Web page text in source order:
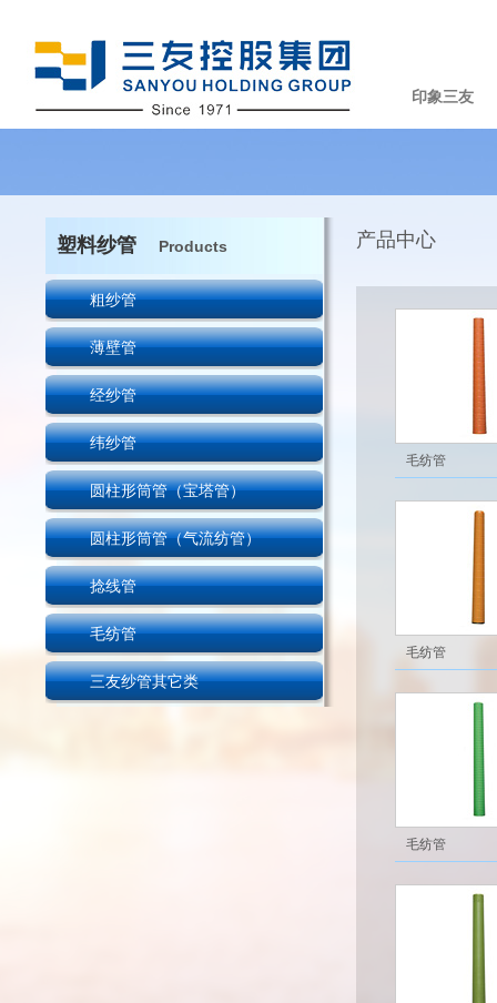
印象三友
塑料纱管 Products
粗纱管
薄壁管
经纱管
纬纱管
圆柱形筒管（宝塔管）
圆柱形筒管（气流纺管）
捻线管
毛纺管
三友纱管其它类
产品中心
毛纺管
毛纺管
毛纺管